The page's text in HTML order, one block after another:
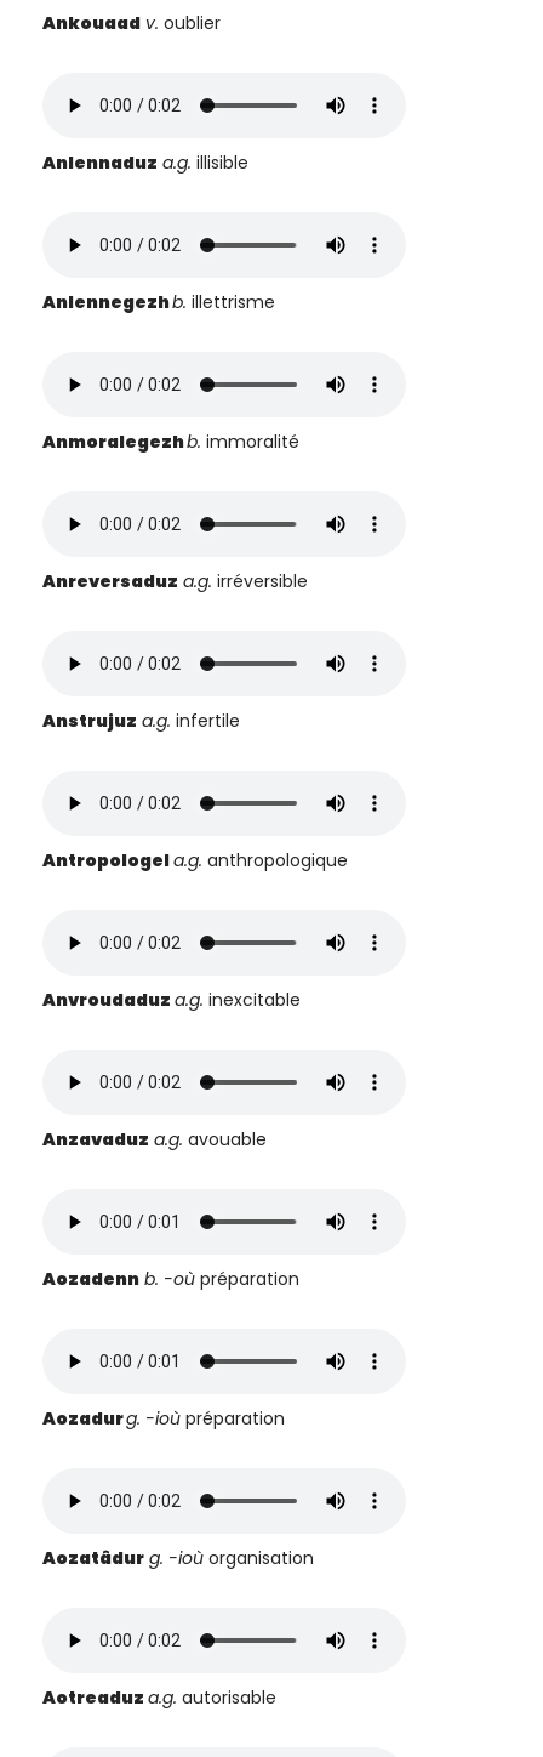
Ankouaad v. oublier
Anlennaduz a.g. illisible
Anlennegezhb. illettrisme
Anmoralegezhb. immoralité
Anreversaduz a.g. irréversible
Anstrujuz a.g. infertile
Antropologela.g. anthropologique
Anvroudaduz a.g. inexcitable
Anzavaduz a.g. avouable
Aozadenn b. -où préparation
Aozadurg. -ioù préparation
Aozatâdur g. -ioù organisation
Aotreaduz a.g. autorisable